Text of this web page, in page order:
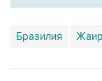
Бразилия